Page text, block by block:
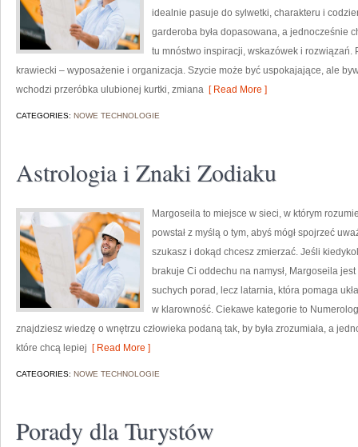
idealnie pasuje do sylwetki, charakteru i
garderoba była dopasowana, a jednocześnie
tu mnóstwo inspiracji, wskazówek i rozwiązań.
krawiecki – wyposażenie i organizacja. Szycie może być uspokajające, ale
wchodzi przeróbka ulubionej kurtki, zmiana [ Read More ]
CATEGORIES: NOWE TECHNOLOGIE
Astrologia i Znaki Zodiaku
Margoseila to miejsce w sieci, w którym
powstał z myślą o tym, abyś mógł spojrzeć
szukasz i dokąd chcesz zmierzać. Jeśli
brakuje Ci oddechu na namysł, Margoseila
suchych porad, lecz latarnia, która pomaga
w klarowność. Ciekawe kategorie to
znajdziesz wiedzę o wnętrzu człowieka podaną tak, by była zrozumiała, a
które chcą lepiej [ Read More ]
CATEGORIES: NOWE TECHNOLOGIE
Porady dla Turystów